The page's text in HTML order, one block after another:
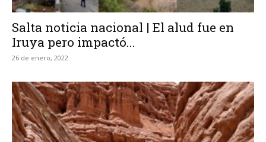
Salta noticia nacional | El alud fue en
Iruya pero impactó...
26 de enero, 2022